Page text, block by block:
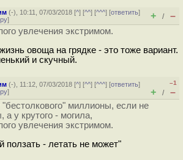
(-), 10:11, 07/03/2018 [^] [^^] [^^^] [ответить]
] + / –
увлечения экстримом.
овоща на грядке - это тоже вариант.
и скучный.
(-), 11:12, 07/03/2018 [^] [^^] [^^^] [ответить]
]
–1
+ / –
миллионы, если не
а у крутого - могила,
увлечения экстримом.
ползать - летать не может"